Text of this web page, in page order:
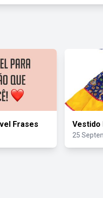
Frases Vestido
25